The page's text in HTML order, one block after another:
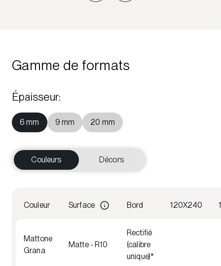
Gamme de formats
Épaisseur:
6 mm 9 mm 20 mm
Couleurs Décors
Couleur Surface Bord 120X240
Mattone
Grana
Matte - R10
Rectifié
(calibre
unique)*